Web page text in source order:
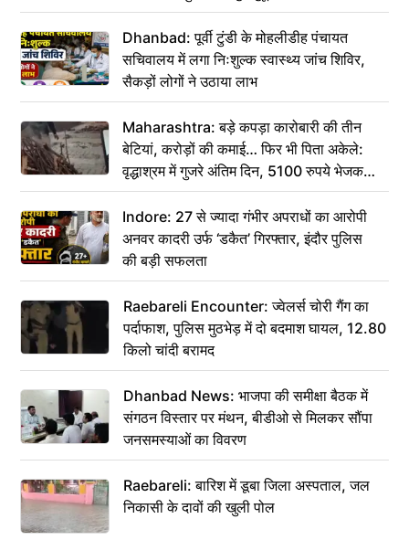
Dhanbad: पूर्वी टुंडी के मोहलीडीह पंचायत
सचिवालय में लगा निःशुल्क स्वास्थ्य जांच शिविर,
सैकड़ों लोगों ने उठाया लाभ
Maharashtra: बड़े कपड़ा कारोबारी की तीन
बेटियां, करोड़ों की कमाई… फिर भी पिता अकेले:
वृद्धाश्रम में गुजरे अंतिम दिन, 5100 रुपये भेजकर
कहा– अंतिम संस्कार कर दीजिए हम नहीं आ पाएंगे
Indore: 27 से ज्यादा गंभीर अपराधों का आरोपी
अनवर कादरी उर्फ ‘डकैत’ गिरफ्तार, इंदौर पुलिस
की बड़ी सफलता
Raebareli Encounter: ज्वेलर्स चोरी गैंग का
पर्दाफाश, पुलिस मुठभेड़ में दो बदमाश घायल, 12.80
किलो चांदी बरामद
Dhanbad News: भाजपा की समीक्षा बैठक में
संगठन विस्तार पर मंथन, बीडीओ से मिलकर सौंपा
जनसमस्याओं का विवरण
Raebareli: बारिश में डूबा जिला अस्पताल, जल
निकासी के दावों की खुली पोल